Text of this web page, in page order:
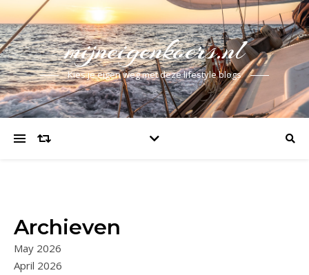
mijneigenkoers.nl
Kies je eigen weg met deze lifestyle blogs
Archieven
May 2026
April 2026